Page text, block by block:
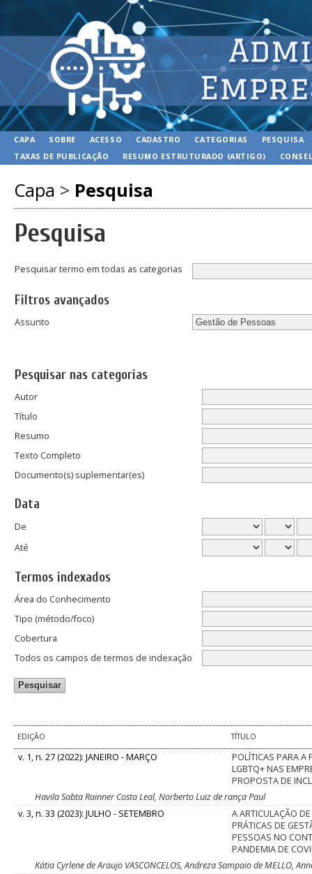
CAPA SOBRE ACESSO CADASTRO CATEGORIAS
PESQUISA
TAXAS DE PUBLICAÇÃO
RESUMO ESTRUTURADO (ARTIGO)
Capa > Pesquisa
Pesquisa
Pesquisar termo em todas as categorias
Filtros avançados
Assunto
Pesquisar nas categorias
Autor
Título
Resumo
Texto Completo
Documento(s) suplementar(es)
Data
De
Até
Termos indexados
Área do Conhecimento
Tipo (método/foco)
Cobertura
Todos os campos de termos de indexação
EDIÇÃO TÍTULO
v. 1, n. 27 (2022): JANEIRO - MARÇO
POLÍTICAS PARA A
LGBTQ+ NAS
PROPOSTA DE
Havila Sabta Rainner Costa Leal, Norberto Luiz de rança Paul
v. 3, n. 33 (2023): JULHO - SETEMBRO
A ARTICULAÇÃO
PRÁTICAS DE
PESSOAS NO
PANDEMIA DE
Kátia Cyrlene de Araujo VASCONCELOS, Andreza Sampaio de MELLO,